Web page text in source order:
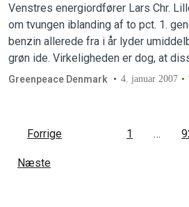
Venstres energiordfører Lars Chr.
om tvungen iblanding af to pct. 1.
benzin allerede fra i år lyder
grøn ide. Virkeligheden er dog, at
effekt på energi- og CO2-
Greenpeace Denmark 4. januar 2007
Forrige 1 …
Næste